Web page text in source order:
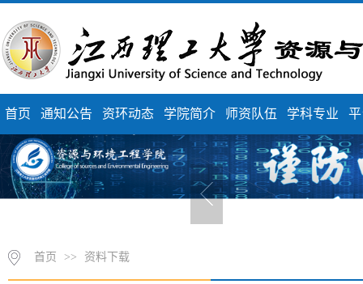
首页 通知公告 资环动态 学院简介 师资队伍 学科专业
首页 >> 资料下载